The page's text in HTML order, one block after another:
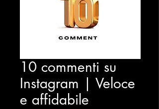
10 commenti su
Instagram | Veloce
e affidabile